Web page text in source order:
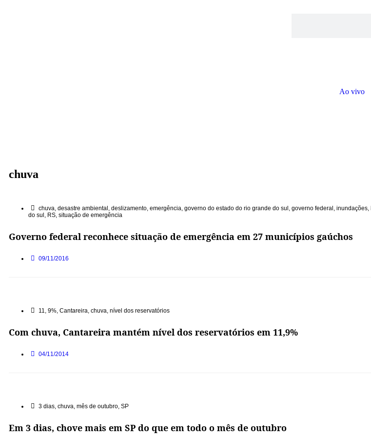
Ao vivo
chuva
chuva, desastre ambiental , deslizamento, emergência, governo do estado do rio grande do sul , governo federal , inundações,
do sul , RS, situação de emergência
Governo federal reconhece situação de emergência em 27 municípios gaúchos
09/11/2016
11, 9%, Cantareira, chuva, nível dos reservatórios
Com chuva, Cantareira mantém nível dos reservatórios em 11,9%
04/11/2014
3 dias, chuva, mês de outubro, SP
Em 3 dias, chove mais em SP do que em todo o mês de outubro